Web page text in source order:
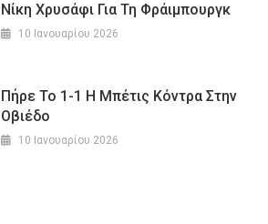
Νίκη Χρυσάφι Για Τη Φράιμπουργκ
10 Ιανουαρίου 2026
Πήρε Το 1-1 Η Μπέτις Κόντρα Στην
Οβιέδο
10 Ιανουαρίου 2026